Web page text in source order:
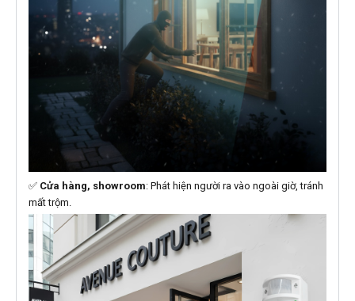
✅ Cửa hàng, showroom: Phát hiện người ra vào ngoài giờ, tránh
mất trộm.